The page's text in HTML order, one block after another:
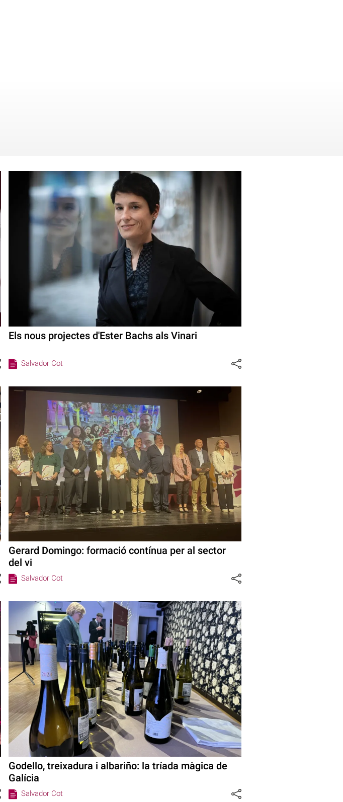
Els nous projectes d'Ester Bachs als Vinari
Salvador Cot
Gerard Domingo: formació contínua per al sector
del vi
Salvador Cot
Godello, treixadura i albariño: la tríada màgica de
Galícia
Salvador Cot